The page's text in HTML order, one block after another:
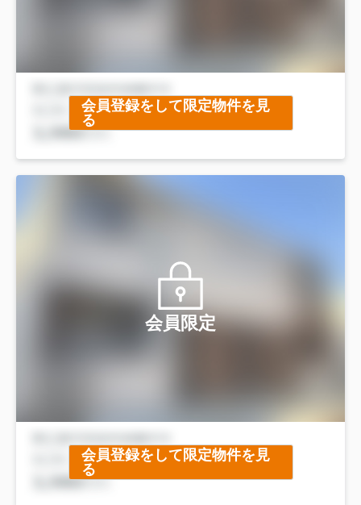
会員登録をして限定物件を見
る
会員限定
会員登録をして限定物件を見
る